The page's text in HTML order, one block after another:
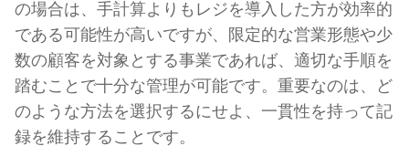
の場合は、手計算よりもレジを導入した方が効率的
である可能性が高いですが、限定的な営業形態や少
数の顧客を対象とする事業であれば、適切な手順を
踏むことで十分な管理が可能です。重要なのは、ど
のような方法を選択するにせよ、一貫性を持って記
録を維持することです。